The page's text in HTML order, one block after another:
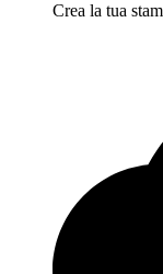
Crea la tua